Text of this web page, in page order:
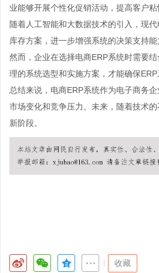
业能够开展个性化促销活动，提高客户粘
随着人工智能和大数据技术的引入，现
库存方案，进一步增强系统的决策支持能
然而，企业在选择电商ERP系统时需要
理的系统选型和实施方案，才能确保
总结来说，电商ERP系统作为电子商务
市场变化和竞争压力。未来，随着技术
新阶段。
收藏